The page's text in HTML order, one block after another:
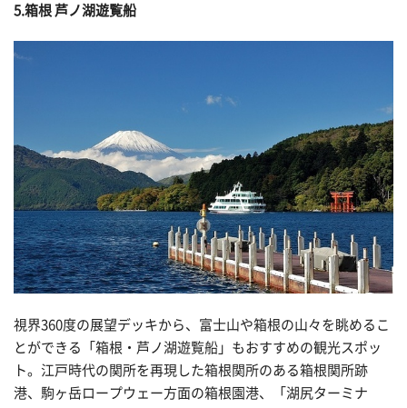
5.箱根 芦ノ湖遊覧船
視界360度の展望デッキから、富士山や箱根の山々を眺めるこ
とができる「箱根・芦ノ湖遊覧船」もおすすめの観光スポッ
ト。江戸時代の関所を再現した箱根関所のある箱根関所跡
港、駒ヶ岳ロープウェー方面の箱根園港、「湖尻ターミナ